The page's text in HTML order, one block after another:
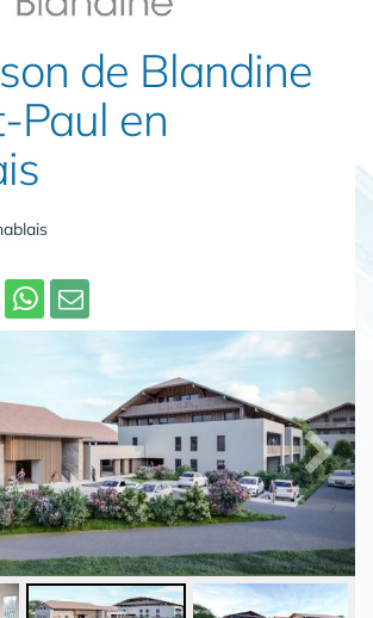
de Blandine
Paul en